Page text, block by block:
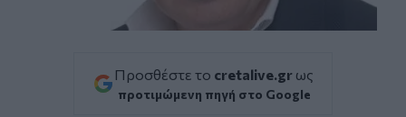
Προσθέστε το cretalive.gr ως
προτιμώμενη πηγή στο Google